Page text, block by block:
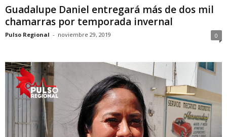
Guadalupe Daniel entregará más de dos mil
chamarras por temporada invernal
Pulso Regional - noviembre 29, 2019 0